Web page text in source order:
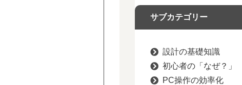
サブカテゴリー
設計の基礎知識
初心者の「なぜ？」
PC操作の効率化